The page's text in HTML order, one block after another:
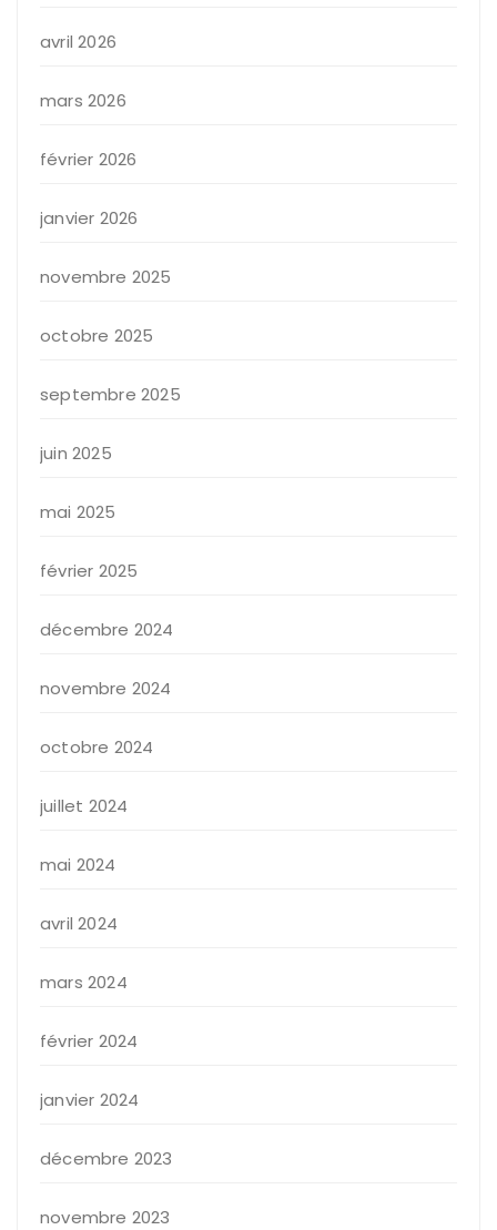
avril 2026
mars 2026
février 2026
janvier 2026
novembre 2025
octobre 2025
septembre 2025
juin 2025
mai 2025
février 2025
décembre 2024
novembre 2024
octobre 2024
juillet 2024
mai 2024
avril 2024
mars 2024
février 2024
janvier 2024
décembre 2023
novembre 2023